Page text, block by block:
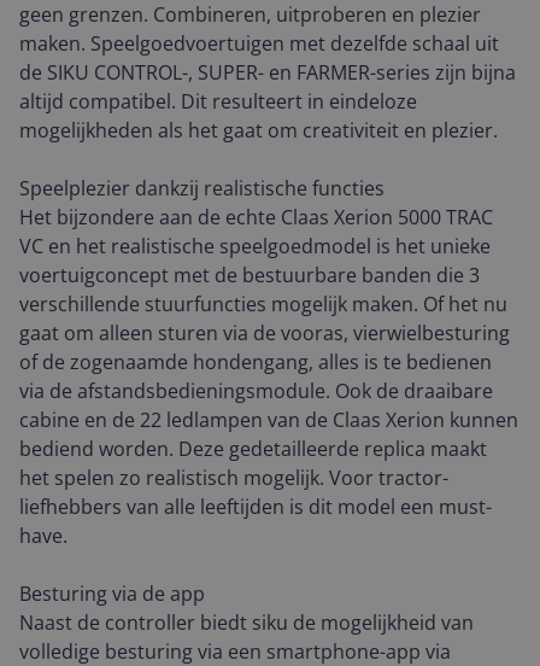
geen grenzen. Combineren, uitproberen en plezier
maken. Speelgoedvoertuigen met dezelfde schaal uit
de SIKU CONTROL-, SUPER- en FARMER-series zijn bijna
altijd compatibel. Dit resulteert in eindeloze
mogelijkheden als het gaat om creativiteit en plezier.
Speelplezier dankzij realistische functies
Het bijzondere aan de echte Claas Xerion 5000 TRAC
VC en het realistische speelgoedmodel is het unieke
voertuigconcept met de bestuurbare banden die 3
verschillende stuurfuncties mogelijk maken. Of het nu
gaat om alleen sturen via de vooras, vierwielbesturing
of de zogenaamde hondengang, alles is te bedienen
via de afstandsbedieningsmodule. Ook de draaibare
cabine en de 22 ledlampen van de Claas Xerion kunnen
bediend worden. Deze gedetailleerde replica maakt
het spelen zo realistisch mogelijk. Voor tractor-
liefhebbers van alle leeftijden is dit model een must-
have.
Besturing via de app
Naast de controller biedt siku de mogelijkheid van
volledige besturing via een smartphone-app via